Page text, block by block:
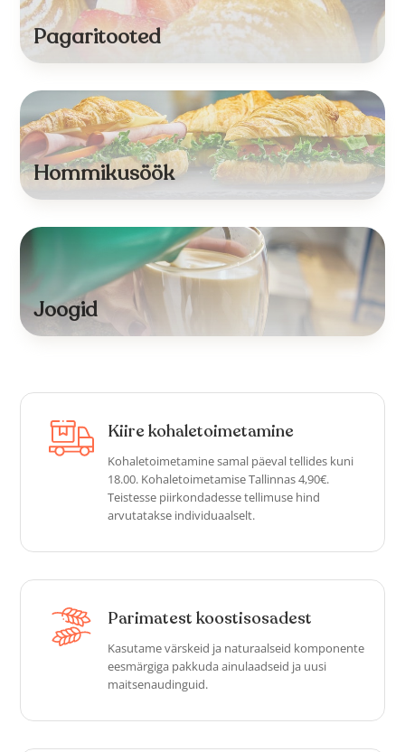
Pagaritooted
Hommikusöök
Joogid
Kiire kohaletoimetamine
Kohaletoimetamine samal päeval tellides kuni
18.00. Kohaletoimetamise Tallinnas 4,90€.
Teistesse piirkondadesse tellimuse hind
arvutatakse individuaalselt.
Parimatest koostisosadest
Kasutame värskeid ja naturaalseid komponente
eesmärgiga pakkuda ainulaadseid ja uusi
maitsenaudinguid.